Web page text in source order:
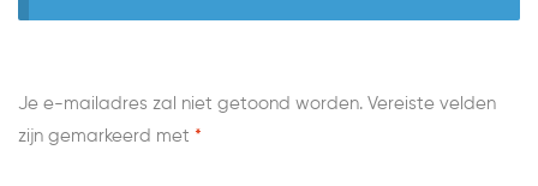
Je e-mailadres zal niet getoond worden. Vereiste velden
zijn gemarkeerd met *